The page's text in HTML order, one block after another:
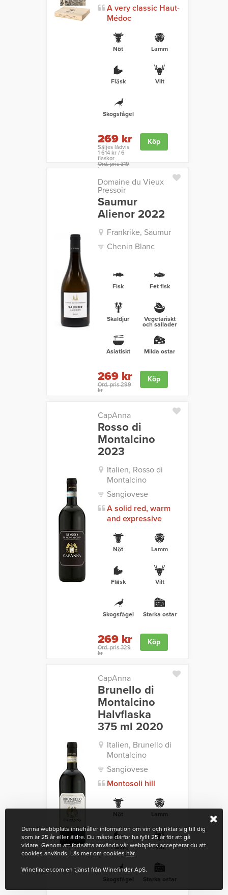
A very classic Haut-
Médoc
Nöt Lamm
Fläsk Vilt
Skogsfågel
269 kr
Säljes lådvis
1 614 kr / 6
flaskor
Ord. pris 319
kr
Köp
Domaine du Vieux
Pressoir
Saumur
Alienor 2022
Frankrike, Saumur
Chenin Blanc
Fisk Fet fisk
Skaldjur Vegetariskt
och sallader
Asiatiskt Milda ostar
269 kr
Ord. pris 299
kr
Köp
CapAnna
Rosso di
Montalcino
2023
Italien, Rosso di
Montalcino
Sangiovese
A solid red, warm
and expressive
Nöt Lamm
Fläsk Vilt
Skogsfågel Starka ostar
269 kr
Ord. pris 329
kr
Köp
CapAnna
Brunello di
Montalcino
Halvflaska
375 ml 2020
Italien, Brunello di
Montalcino
Sangiovese
Montosoli hill
Nöt Lamm
Fläsk Vilt
Skogsfågel Starka ostar
Denna webbplats innehåller information om vin och riktar sig till dig
som är 25 år eller äldre. Du måste därför ha fyllt 25 år för att gå
vidare. Genom att fortsätta använda vår webbplats accepterar du att
cookies används. Läs mer om cookies här.
Winefinder.com en tjänst från Winefinder ApS.